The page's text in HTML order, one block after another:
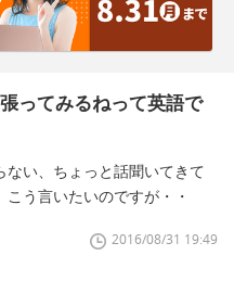
ってみるねって英語で
ない、ちょっと話聞いてきて
う言いたいのですが・・
2016/08/31 19:49